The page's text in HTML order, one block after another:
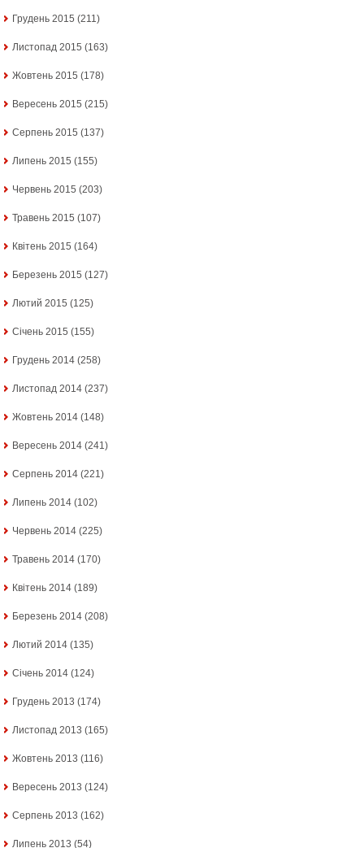
Грудень 2015 (211)
Листопад 2015 (163)
Жовтень 2015 (178)
Вересень 2015 (215)
Серпень 2015 (137)
Липень 2015 (155)
Червень 2015 (203)
Травень 2015 (107)
Квітень 2015 (164)
Березень 2015 (127)
Лютий 2015 (125)
Січень 2015 (155)
Грудень 2014 (258)
Листопад 2014 (237)
Жовтень 2014 (148)
Вересень 2014 (241)
Серпень 2014 (221)
Липень 2014 (102)
Червень 2014 (225)
Травень 2014 (170)
Квітень 2014 (189)
Березень 2014 (208)
Лютий 2014 (135)
Січень 2014 (124)
Грудень 2013 (174)
Листопад 2013 (165)
Жовтень 2013 (116)
Вересень 2013 (124)
Серпень 2013 (162)
Липень 2013 (54)